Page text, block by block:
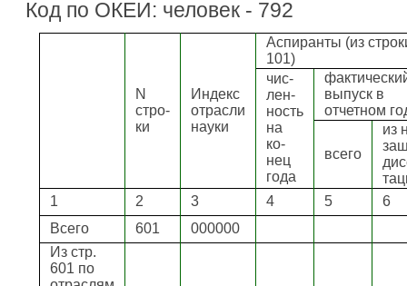
Код по ОКЕИ: человек - 792
N
стро-
ки
Индекс
отрасли
науки
Аспиранты (из
101)
чис-
лен-
ность
на
ко-
нец
года
выпуск в
отчетном
всего
из
1
2 3 4 5
6
Всего
601
000000
Из стр.
601 по